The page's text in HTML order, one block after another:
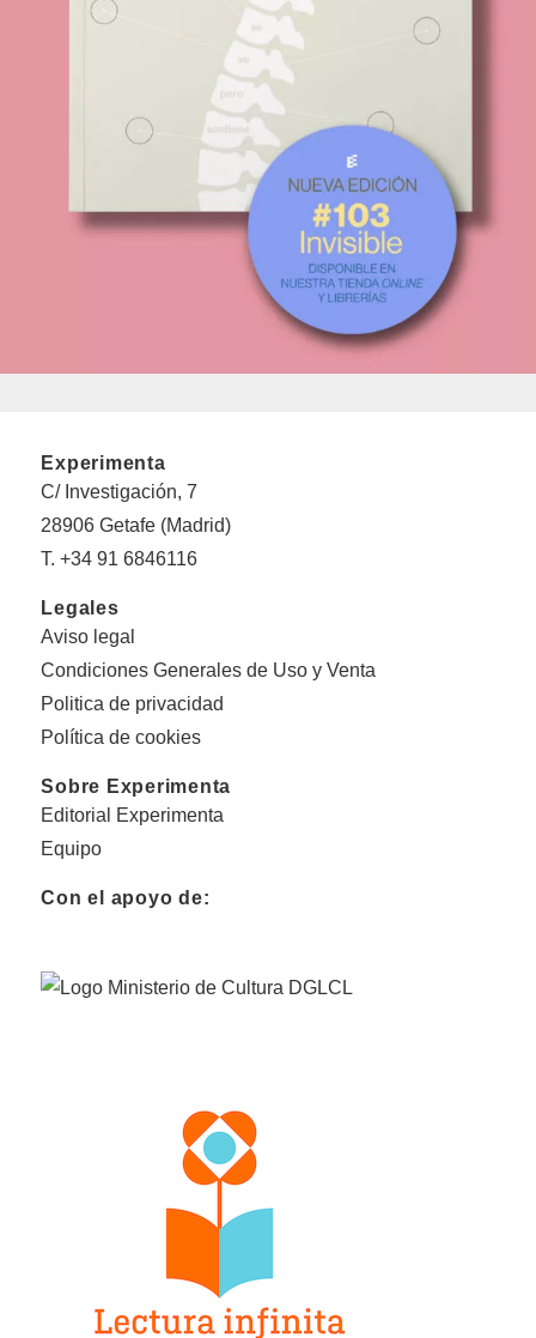
Experimenta
C/ Investigación, 7
28906 Getafe (Madrid)
T. +34 91 6846116
Legales
Aviso legal
Condiciones Generales de Uso y Venta
Politica de privacidad
Política de cookies
Sobre Experimenta
Editorial Experimenta
Equipo
Con el apoyo de: